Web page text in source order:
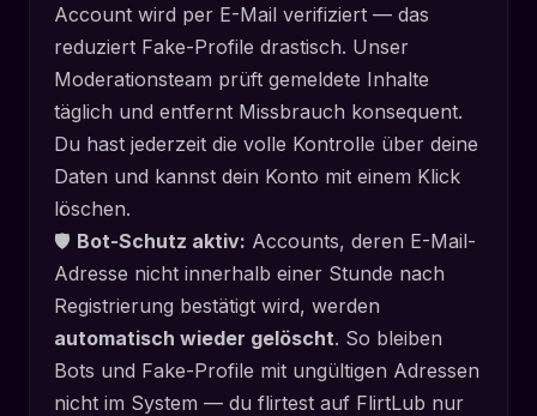
Account wird per E-Mail verifiziert — das
reduziert Fake-Profile drastisch. Unser
Moderationsteam prüft gemeldete Inhalte
täglich und entfernt Missbrauch konsequent.
Du hast jederzeit die volle Kontrolle über deine
Daten und kannst dein Konto mit einem Klick
löschen.
🛡️ Bot-Schutz aktiv: Accounts, deren E-Mail-
Adresse nicht innerhalb einer Stunde nach
Registrierung bestätigt wird, werden
automatisch wieder gelöscht. So bleiben
Bots und Fake-Profile mit ungültigen Adressen
nicht im System — du flirtest auf FlirtLub nur